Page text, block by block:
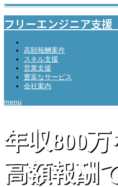
フリーエンジニア支
高額報酬案件
スキル支援
営業支援
豊富なサービス
会社案内
menu
年収800
高額報酬